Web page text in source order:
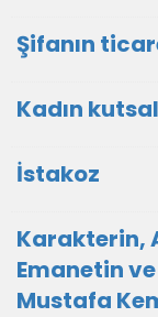
Şifanın
Kadın
İstakoz
Karakterin,
Emanetin
Mustafa